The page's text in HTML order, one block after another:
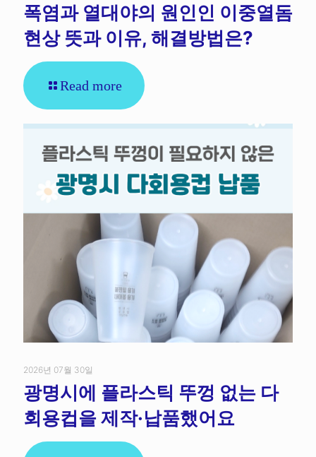
폭염과 열대야의 원인인 이중열돔
현상 뜻과 이유, 해결방법은?
Read more
2026년 07월 30일
광명시에 플라스틱 뚜껑 없는 다
회용컵을 제작·납품했어요